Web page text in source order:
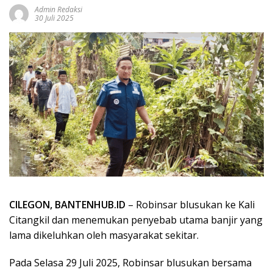
Admin Redaksi
30 Juli 2025
CILEGON, BANTENHUB.ID – Robinsar blusukan ke Kali
Citangkil dan menemukan penyebab utama banjir yang
lama dikeluhkan oleh masyarakat sekitar.
Pada Selasa 29 Juli 2025, Robinsar blusukan bersama